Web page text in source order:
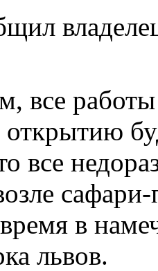
все
открытию
все
в
львов.